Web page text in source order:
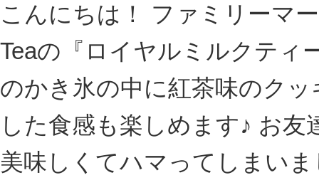
こんにちは！ ファミリーマ
Teaの『ロイヤルミルクティ
のかき氷の中に紅茶味のク
した食感も楽しめます♪ お
美味しくてハマってしまい